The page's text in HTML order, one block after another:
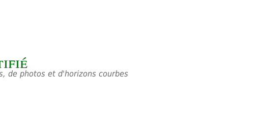
de photos et d'horizons courbes